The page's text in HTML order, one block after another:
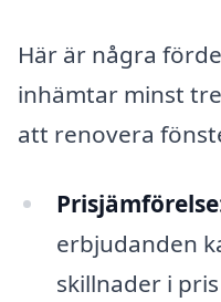
Här är några
inhämtar minst
att renovera
erbjudanden
skillnader i